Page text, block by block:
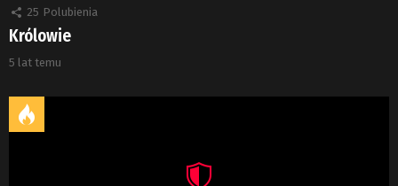
25 Polubienia
Królowie
5 lat temu